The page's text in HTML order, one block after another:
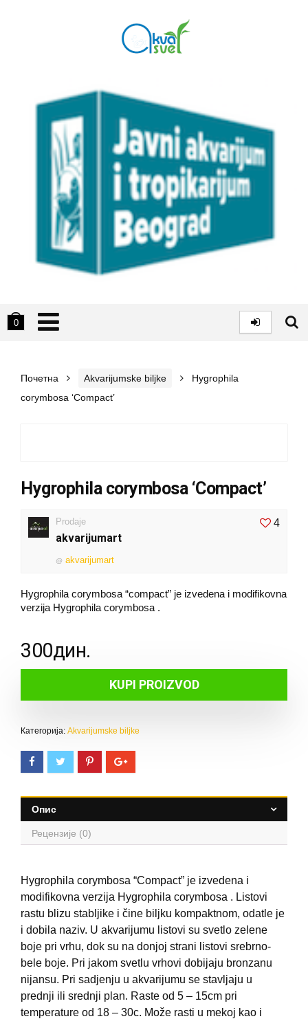
0
Почетна Akvarijumske biljke
Hygrophila
corymbosa ‘Compact’
Hygrophila corymbosa ‘Compact’
4
Prodaje
akvarijumart
@ akvarijumart
Hygrophila corymbosa “compact” je izvedena i modifikovna
verzija Hygrophila corymbosa .
300дин.
KUPI PROIZVOD
Категорија: Akvarijumske biljke
Опис
Рецензије (0)
Hygrophila corymbosa “Compact” je izvedena i
modifikovna verzija Hygrophila corymbosa . Listovi
rastu blizu stabljike i čine biljku kompaktnom, odatle je
i dobila naziv. U akvarijumu listovi su svetlo zelene
boje pri vrhu, dok su na donjoj strani listovi srebrno-
bele boje. Pri jakom svetlu vrhovi dobijaju bronzanu
nijansu. Pri sadjenju u akvarijumu se stavljaju u
prednji ili srednji plan. Raste od 5 – 15cm pri
temperature od 18 – 30c. Može rasti u mekoj kao i